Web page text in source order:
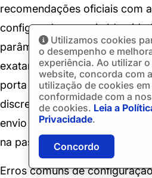
recomendações oficiais com
configuradas na guia
parâmetros SMTP críticos
exatamente são o nome do
porta e o tipo de
discrepâncias nesses valores
envio de rascunhos e e-mails
na pasta de Rascunhos.
Erros comuns de
Utilizamos cookies
o desempenho e
experiência. Ao utilizar
website, concorda com
utilização de cookies em
conformidade com a
de cookies. Leia a
Privacidade.
Concordo